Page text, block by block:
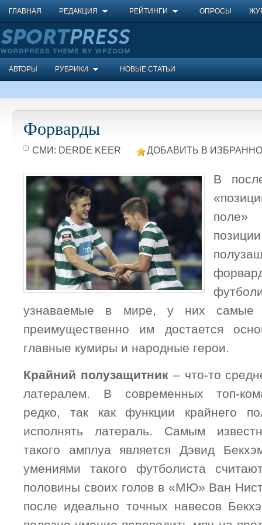
ГЛАВНАЯ РЕДАКЦИЯ РЕЙТИНГИ ОПРОСЫ
АВТОРЫ РУБРИКИ НОВЫЕ СТАТЬИ
Форварды
СМИ: DERDE KEER ДОБАВИТЬ В
В
поле»
узнаваемые в мире, у них самые
преимущественно им достается
главные кумиры и народные герои.
Крайний полузащитник– что-то
латералем. В современных топ-
редко, так как функции крайнего
исполнять латераль. Самым
такого амплуа является Дэвид
умениями такого футболиста
половины своих голов в «МЮ» Ван
после идеально точных навесов